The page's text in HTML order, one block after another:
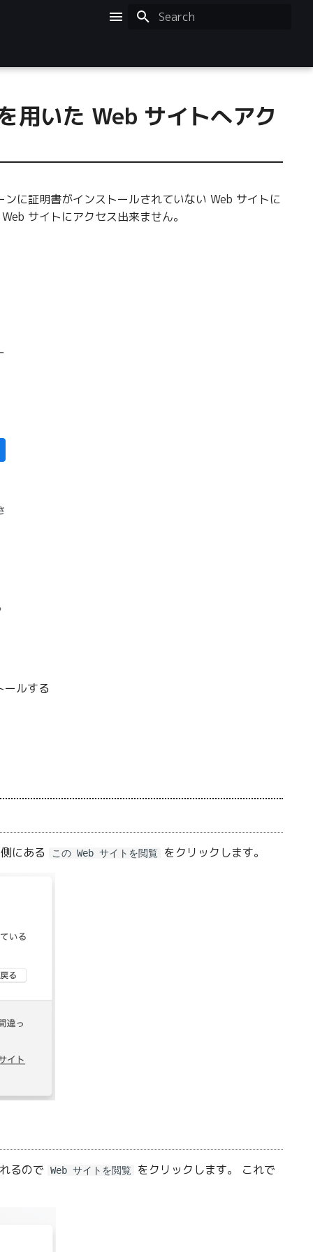
いた Web サイトへアク
に証明書がインストールされていない Web サイトに
サイトにアクセス出来ません。
ールする
にある この Web サイトを閲覧 をクリックします。
るので Web サイトを閲覧 をクリックします。 これで